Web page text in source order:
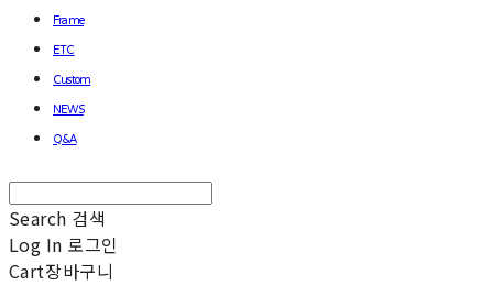
Frame
ETC
Custom
NEWS
Q&A
Search 검색
Log In 로그인
Cart장바구니